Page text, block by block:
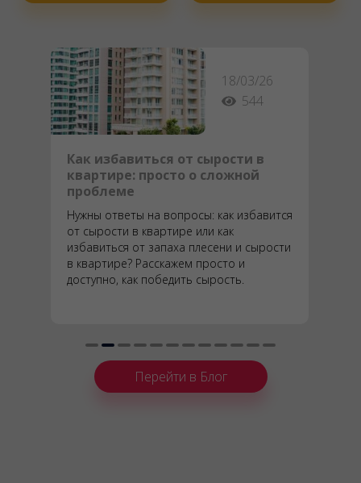
26/01/26
44542
Топ 5 лучших осушителей
воздуха для дома, квартиры в
2026 году
Ищете надежный вариант бытового
осушителя от известного бренда,
проверенного качества, с современным
управлением и очисткой воздуха, с
симпатичным дизайном, да еще и по
будет интересен подготовленный
нашими экспертами рейтинг топовых
моделей, лидеров продаж прошлого
Перейти в Блог